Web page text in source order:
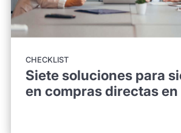
CHECKLIST
Siete soluciones para
en compras directas